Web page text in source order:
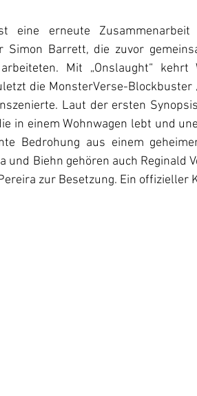
eine erneute
Simon Barrett, die zuvor
arbeiteten. Mit „Onslaught“
die MonsterVerse-Blockbuster
Laut der ersten
in einem Wohnwagen lebt und
Bedrohung aus einem
und Biehn gehören auch Reginald
zur Besetzung. Ein offizieller